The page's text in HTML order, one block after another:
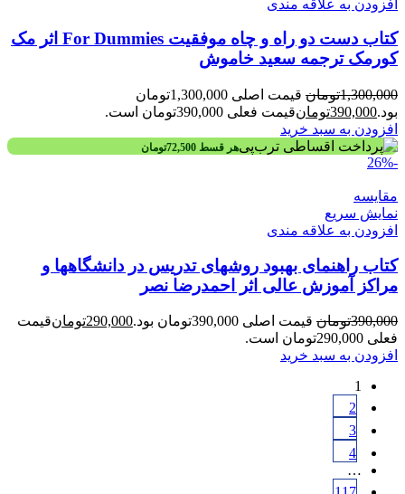
افزودن به علاقه مندی
کتاب دست دو راه و چاه موفقیت For Dummies اثر مک
کورمک ترجمه سعید خاموش
1,300,000تومان
قیمت اصلی 1,300,000تومان
بود.390,000تومانقیمت فعلی 390,000تومان است.
افزودن به سبد خرید
هر قسط 72,500تومان
-26%
مقايسه
نمایش سریع
افزودن به علاقه مندی
کتاب راهنمای بهبود روشهای تدریس در دانشگاهها و
مراکز آموزش عالی اثر احمدرضا نصر
390,000تومان قیمت اصلی 390,000تومان بود. 290,000تومانقیمت
فعلی 290,000تومان است.
افزودن به سبد خرید
1
2
3
4
…